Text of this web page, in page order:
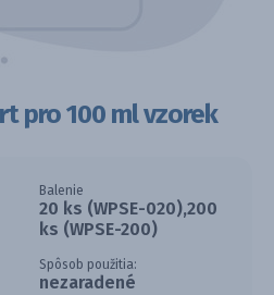
pro 100 ml vzorek
Balenie
20 ks (WPSE-020),200
ks (WPSE-200)
Spôsob použitia:
nezaradené